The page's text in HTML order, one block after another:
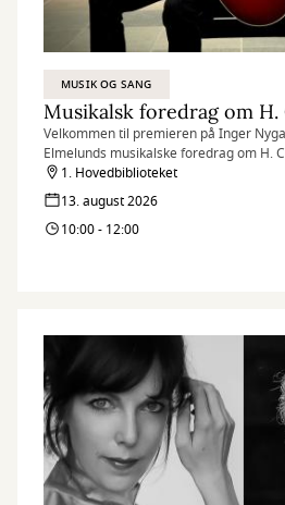
MUSIK OG SANG
Musikalsk foredrag om H.
Velkommen til premieren på Inger
Elmelunds musikalske foredrag om H.
Operaen i Randers Festuge.
1. Hovedbiblioteket
13. august 2026
10:00 - 12:00